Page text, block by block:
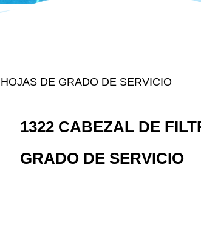
DE GRADO DE SERVICIO
1322 CABEZAL DE
GRADO DE SERVICIO